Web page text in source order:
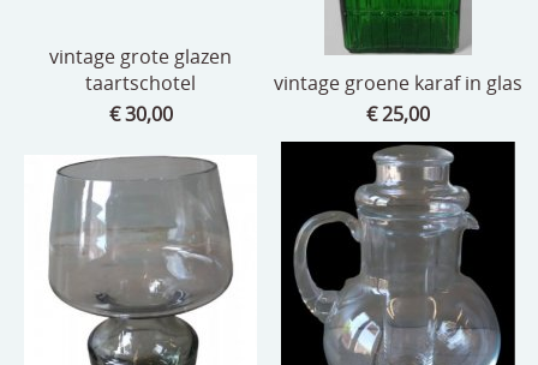
vintage grote glazen
taartschotel
€ 30,00
vintage groene karaf in glas
€ 25,00